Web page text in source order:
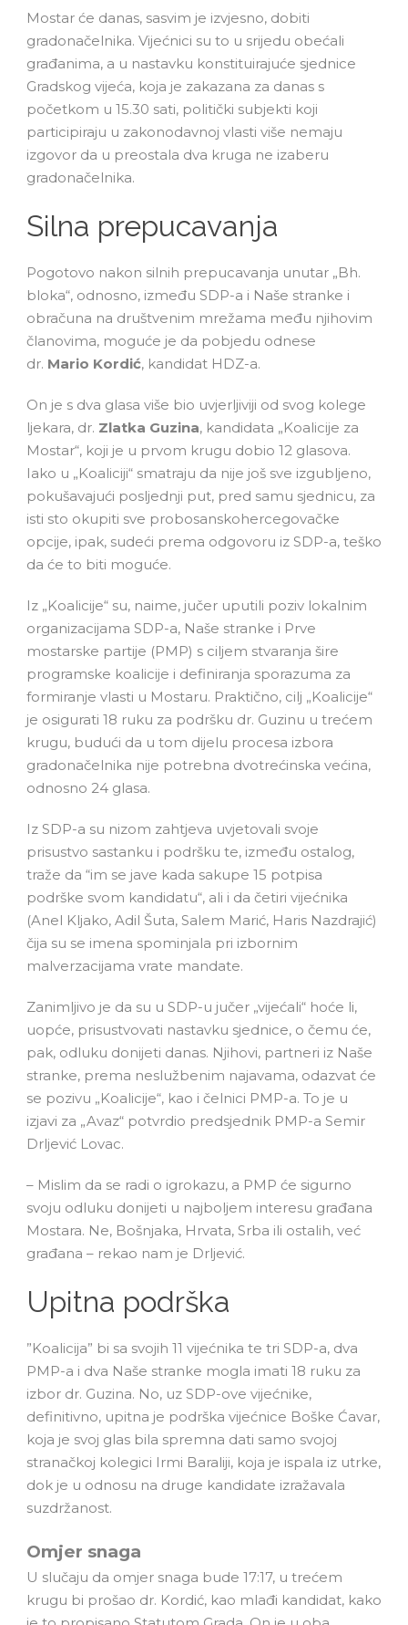
Mostar će danas, sasvim je izvjesno, dobiti
gradonačelnika. Vijećnici su to u srijedu obećali
građanima, a u nastavku konstituirajuće sjednice
Gradskog vijeća, koja je zakazana za danas s
početkom u 15.30 sati, politički subjekti koji
participiraju u zakonodavnoj vlasti više nemaju
izgovor da u preostala dva kruga ne izaberu
gradonačelnika.
Silna prepucavanja
Pogotovo nakon silnih prepucavanja unutar „Bh.
bloka“, odnosno, između SDP-a i Naše stranke i
obračuna na društvenim mrežama među njihovim
članovima, moguće je da pobjedu odnese
dr. Mario Kordić, kandidat HDZ-a.
On je s dva glasa više bio uvjerljiviji od svog kolege
ljekara, dr. Zlatka Guzina, kandidata „Koalicije za
Mostar“, koji je u prvom krugu dobio 12 glasova.
Iako u „Koaliciji“ smatraju da nije još sve izgubljeno,
pokušavajući posljednji put, pred samu sjednicu, za
isti sto okupiti sve probosanskohercegovačke
opcije, ipak, sudeći prema odgovoru iz SDP-a, teško
da će to biti moguće.
Iz „Koalicije“ su, naime, jučer uputili poziv lokalnim
organizacijama SDP-a, Naše stranke i Prve
mostarske partije (PMP) s ciljem stvaranja šire
programske koalicije i definiranja sporazuma za
formiranje vlasti u Mostaru. Praktično, cilj „Koalicije“
je osigurati 18 ruku za podršku dr. Guzinu u trećem
krugu, budući da u tom dijelu procesa izbora
gradonačelnika nije potrebna dvotrećinska većina,
odnosno 24 glasa.
Iz SDP-a su nizom zahtjeva uvjetovali svoje
prisustvo sastanku i podršku te, između ostalog,
traže da “im se jave kada sakupe 15 potpisa
podrške svom kandidatu“, ali i da četiri vijećnika
(Anel Kljako, Adil Šuta, Salem Marić, Haris Nazdrajić)
čija su se imena spominjala pri izbornim
malverzacijama vrate mandate.
Zanimljivo je da su u SDP-u jučer „vijećali“ hoće li,
uopće, prisustvovati nastavku sjednice, o čemu će,
pak, odluku donijeti danas. Njihovi, partneri iz Naše
stranke, prema neslužbenim najavama, odazvat će
se pozivu „Koalicije“, kao i čelnici PMP-a. To je u
izjavi za „Avaz“ potvrdio predsjednik PMP-a Semir
Drljević Lovac.
– Mislim da se radi o igrokazu, a PMP će sigurno
svoju odluku donijeti u najboljem interesu građana
Mostara. Ne, Bošnjaka, Hrvata, Srba ili ostalih, već
građana – rekao nam je Drljević.
Upitna podrška
”Koalicija” bi sa svojih 11 vijećnika te tri SDP-a, dva
PMP-a i dva Naše stranke mogla imati 18 ruku za
izbor dr. Guzina. No, uz SDP-ove vijećnike,
definitivno, upitna je podrška vijećnice Boške Ćavar,
koja je svoj glas bila spremna dati samo svojoj
stranačkoj kolegici Irmi Baraliji, koja je ispala iz utrke,
dok je u odnosu na druge kandidate izražavala
suzdržanost.
Omjer snaga
U slučaju da omjer snaga bude 17:17, u trećem
krugu bi prošao dr. Kordić, kao mlađi kandidat, kako